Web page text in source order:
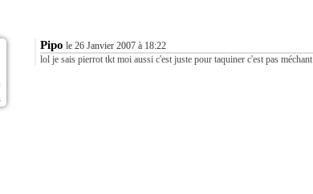
Pipo le 26 Janvier 2007 à 18:22
lol je sais pierrot tkt moi aussi c'est juste pour taquiner c'est pas méchant